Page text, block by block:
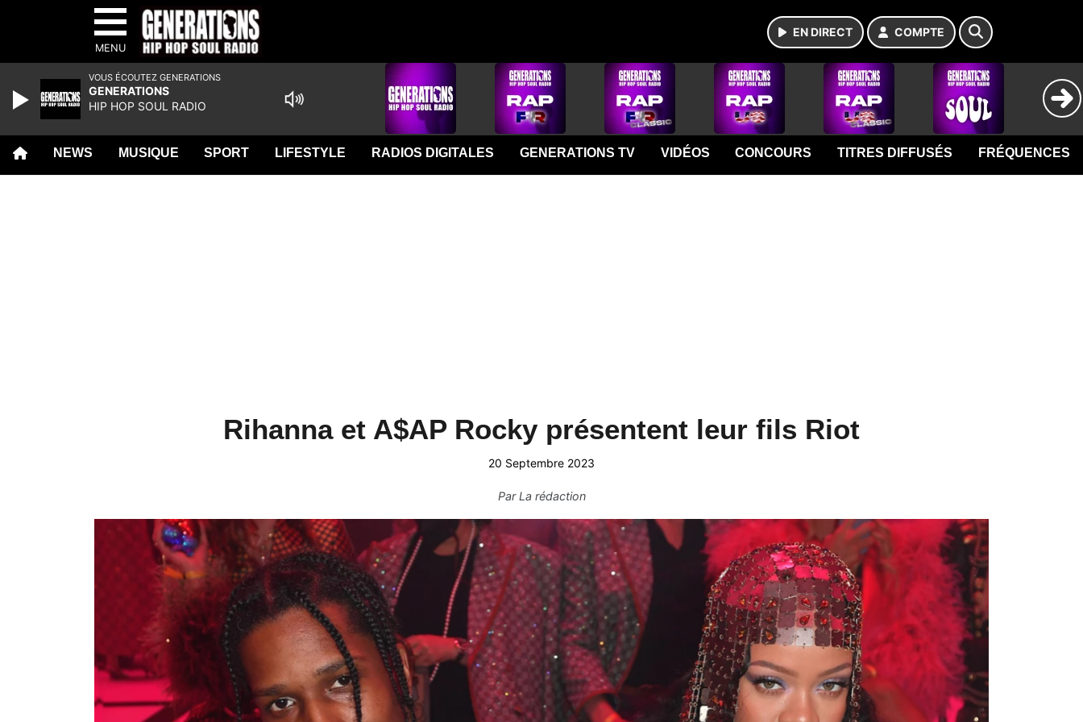
MENU
EN DIRECT COMPTE
NEWS MUSIQUE SPORT LIFESTYLE RADIOS DIGITALES GENERATIONS TV VIDÉOS CONCOURS TITRES DIFFUSÉS FRÉQUENCES
Rihanna et A$AP Rocky présentent leur fils Riot
20 Septembre 2023
ParLa rédaction
VOUS ÉCOUTEZ GENERATIONS
GENERATIONS
HIP HOP SOUL RADIO